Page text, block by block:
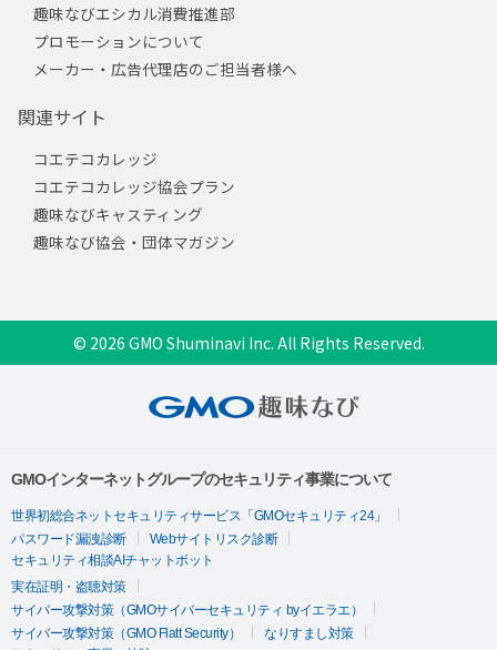
趣味なびエシカル消費推進部
プロモーションについて
メーカー・広告代理店のご担当者様へ
関連サイト
コエテコカレッジ
コエテコカレッジ協会プラン
趣味なびキャスティング
趣味なび協会・団体マガジン
© 2026 GMO Shuminavi Inc. All Rights Reserved.